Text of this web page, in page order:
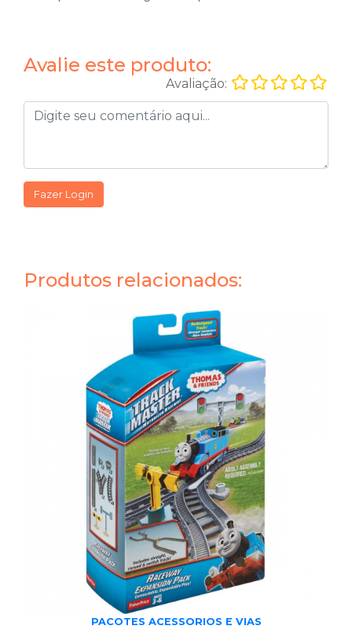
Avalie este produto:
Avaliação:
Fazer Login
Produtos relacionados:
PACOTES ACESSORIOS E VIAS